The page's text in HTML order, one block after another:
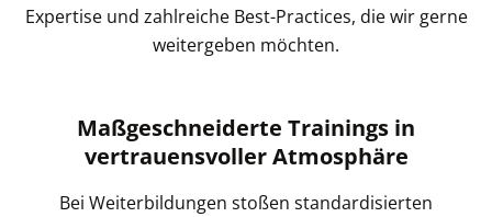
Expertise und zahlreiche Best-Practices, die wir gerne
weitergeben möchten.
Maßgeschneiderte Trainings in
vertrauensvoller Atmosphäre
Bei Weiterbildungen stoßen standardisierten